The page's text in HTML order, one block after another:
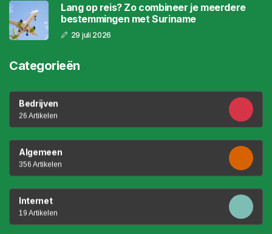
Lang op reis? Zo combineer je meerdere
bestemmingen met Suriname
29 juli 2026
Categorieën
Bedrijven
26 Artikelen
Algemeen
356 Artikelen
Internet
19 Artikelen